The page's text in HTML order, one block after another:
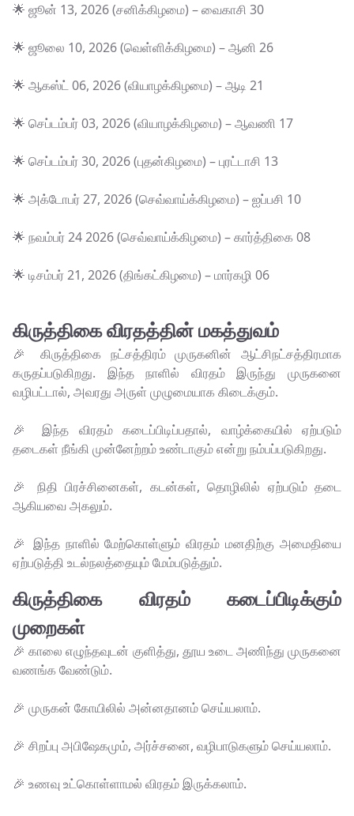
🌟 ஜூன் 13, 2026 (சனிக்கிழமை) – வைகாசி 30
🌟 ஜூலை 10, 2026 (வெள்ளிக்கிழமை) – ஆனி 26
🌟 ஆகஸ்ட் 06, 2026 (வியாழக்கிழமை) – ஆடி 21
🌟 செப்டம்பர் 03, 2026 (வியாழக்கிழமை) – ஆவணி 17
🌟 செப்டம்பர் 30, 2026 (புதன்கிழமை) – புரட்டாசி 13
🌟 அக்டோபர் 27, 2026 (செவ்வாய்க்கிழமை) – ஐப்பசி 10
🌟 நவம்பர் 24 2026 (செவ்வாய்க்கிழமை) – கார்த்திகை 08
🌟 டிசம்பர் 21, 2026 (திங்கட்கிழமை) – மார்கழி 06
கிருத்திகை விரதத்தின் மகத்துவம்
🎉 கிருத்திகை நட்சத்திரம் முருகனின் ஆட்சிநட்சத்திரமாக
கருதப்படுகிறது. இந்த நாளில் விரதம் இருந்து முருகனை
வழிபட்டால், அவரது அருள் முழுமையாக கிடைக்கும்.
🎉 இந்த விரதம் கடைப்பிடிப்பதால், வாழ்க்கையில் ஏற்படும்
தடைகள் நீங்கி முன்னேற்றம் உண்டாகும் என்று நம்பப்படுகிறது.
🎉 நிதி பிரச்சினைகள், கடன்கள், தொழிலில் ஏற்படும் தடை
ஆகியவை அகலும்.
🎉 இந்த நாளில் மேற்கொள்ளும் விரதம் மனதிற்கு அமைதியை
ஏற்படுத்தி உடல்நலத்தையும் மேம்படுத்தும்.
கிருத்திகை விரதம் கடைப்பிடிக்கும்
முறைகள்
🎉 காலை எழுந்தவுடன் குளித்து, தூய உடை அணிந்து முருகனை
வணங்க வேண்டும்.
🎉 முருகன் கோயிலில் அன்னதானம் செய்யலாம்.
🎉 சிறப்பு அபிஷேகமும், அர்ச்சனை, வழிபாடுகளும் செய்யலாம்.
🎉 உணவு உட்கொள்ளாமல் விரதம் இருக்கலாம்.